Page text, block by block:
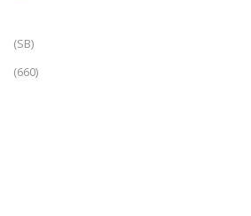
(SB)
(660)